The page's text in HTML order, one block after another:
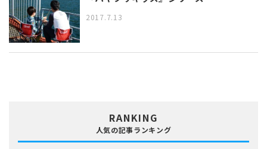
2017.7.13
RANKING
人気の記事ランキング